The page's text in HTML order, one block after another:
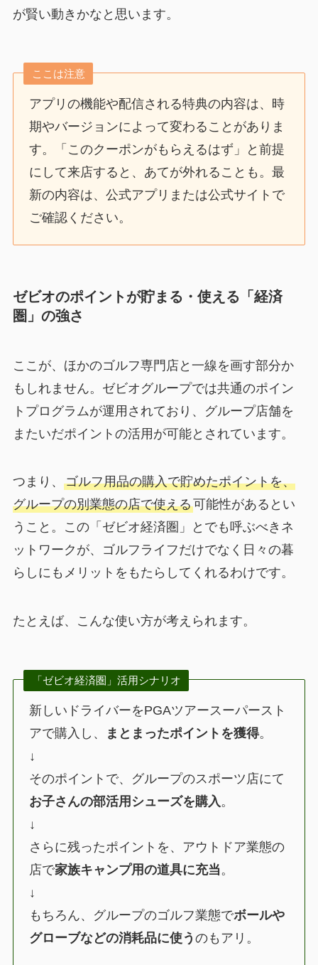
が賢い動きかなと思います。
ここは注意
アプリの機能や配信される特典の内容は、時
期やバージョンによって変わることがありま
す。「このクーポンがもらえるはず」と前提
にして来店すると、あてが外れることも。最
新の内容は、公式アプリまたは公式サイトで
ご確認ください。
ゼビオのポイントが貯まる・使える「経済
圏」の強さ
ここが、ほかのゴルフ専門店と一線を画す部分か
もしれません。ゼビオグループでは共通のポイン
トプログラムが運用されており、グループ店舗を
またいだポイントの活用が可能とされています。
つまり、 ゴルフ用品の購入で貯めたポイントを、
グループの別業態の店で使える可能性があるとい
うこと。この「ゼビオ経済圏」とでも呼ぶべきネ
ットワークが、ゴルフライフだけでなく日々の暮
らしにもメリットをもたらしてくれるわけです。
たとえば、こんな使い方が考えられます。
「ゼビオ経済圏」活用シナリオ
新しいドライバーをPGAツアースーパースト
アで購入し、
まとまったポイントを獲得。
↓
そのポイントで、グループのスポーツ店にて
お子さんの部活用シューズを購入 。
↓
さらに残ったポイントを、アウトドア業態の
店で家族キャンプ用の道具に充当 。
↓
もちろん、グループのゴルフ業態でボールや
グローブなどの消耗品に使うのもアリ。